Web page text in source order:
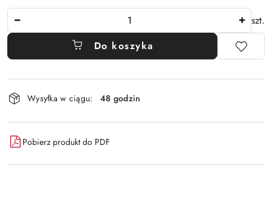
szt.
Do koszyka
Dostępność
i
dostawa
Wysyłka w ciągu: 48 godzin
Pobierz produkt do PDF